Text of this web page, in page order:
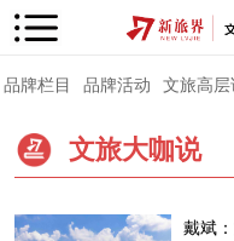
品牌栏目 品牌活动 文旅高层
文旅大咖说
戴斌